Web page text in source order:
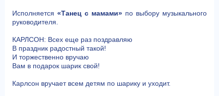
Исполняется «Танец с мамами» по выбору музыкального
руководителя.
КАРЛСОН: Всех еще раз поздравляю
В праздник радостный такой!
И торжественно вручаю
Вам в подарок шарик свой!
Карлсон вручает всем детям по шарику и уходит.